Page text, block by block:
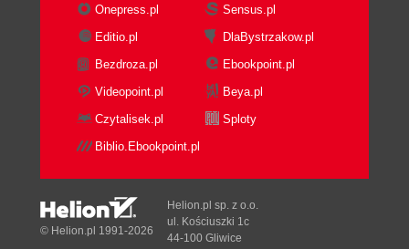
Onepress.pl
Sensus.pl
Editio.pl
DlaBystrzakow.pl
Bezdroza.pl
Ebookpoint.pl
Videopoint.pl
Beya.pl
Czytalisek.pl
Sploty
Biblio.Ebookpoint.pl
© Helion.pl 1991-2026
Helion.pl sp. z o.o.
ul. Kościuszki 1c
44-100 Gliwice